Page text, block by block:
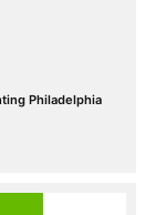
Philadelphia